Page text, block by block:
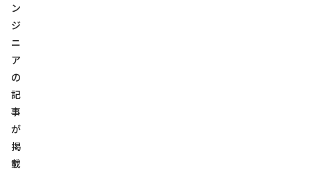
ン
ジ
ニ
ア
の
記
事
が
掲
載